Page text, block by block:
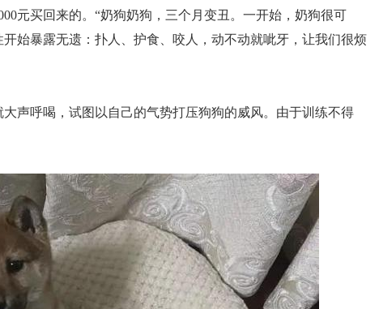
元买回来的。“奶狗奶狗，三个月变丑。一开始，奶狗很可
始暴露无遗：扑人、护食、咬人，动不动就呲牙，让我们很烦
声呼喝，试图以自己的气势打压狗狗的威风。由于训练不得